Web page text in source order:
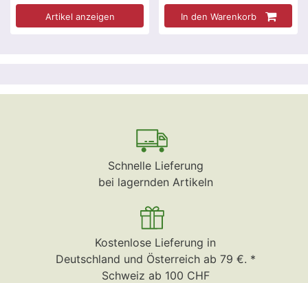
Artikel anzeigen In den Warenkorb
Schnelle Lieferung
bei lagernden Artikeln
Kostenlose Lieferung in
Deutschland und Österreich ab 79 €. *
Schweiz ab 100 CHF